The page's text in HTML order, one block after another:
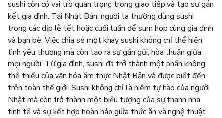
sushi còn có vai trò quan trọng trong giao tiếp và tạo sự gắn
kết gia đình. Tại Nhật Bản, người ta thường dùng sushi
trong các dịp lễ tết hoặc cuối tuần để sum họp cùng gia đình
và bạn bè. Việc chia sẻ một khay sushi không chỉ thể hiện
tình yêu thương mà còn tạo ra sự gần gũi, hòa thuận giữa
mọi người. Từ gia đình, sushi đã trở thành một phần không
thể thiếu của văn hóa ẩm thực Nhật Bản và được biết đến
trên toàn thế giới. Sushi không chỉ là niềm tự hào của người
Nhật mà còn trở thành một biểu tượng của sự thanh nhã,
tinh tế và sự kết hợp hoàn hảo giữa thức ăn và nghệ thuật.